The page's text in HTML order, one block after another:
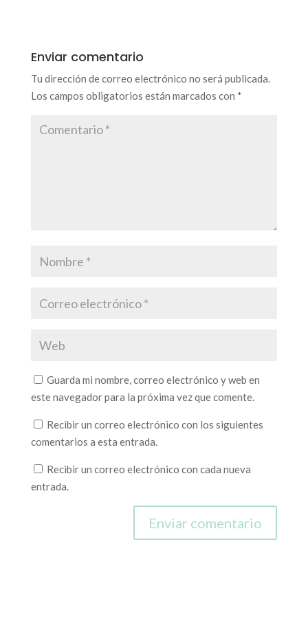
Enviar comentario
Tu dirección de correo electrónico no será publicada.
Los campos obligatorios están marcados con *
Guarda mi nombre, correo electrónico y web en
este navegador para la próxima vez que comente.
Recibir un correo electrónico con los siguientes
comentarios a esta entrada.
Recibir un correo electrónico con cada nueva
entrada.